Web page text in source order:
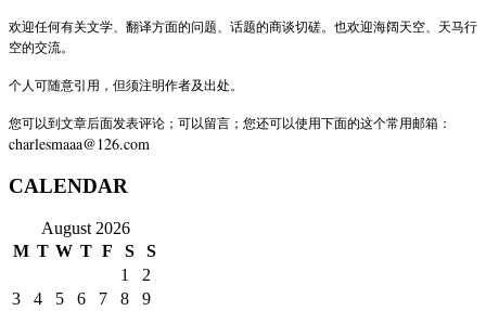
欢迎任何有关文学、翻译方面的问题、话题的商谈切磋。也欢迎海阔天空、天马行
空的交流。
个人可随意引用，但须注明作者及出处。
您可以到文章后面发表评论；可以留言；您还可以使用下面的这个常用邮箱：
charlesmaaa@126.com
CALENDAR
August 2026
M T W T F S
S
1
2
3
4 5 6 7 8
9